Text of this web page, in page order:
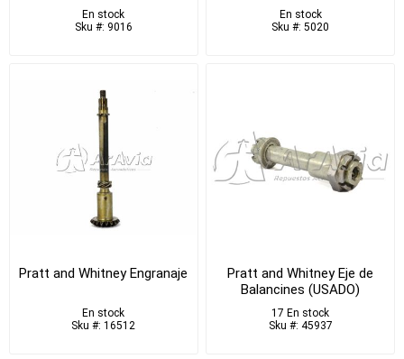
En stock
Sku #: 9016
En stock
Sku #: 5020
Pratt and Whitney Engranaje
En stock
Sku #: 16512
Pratt and Whitney Eje de
Balancines (USADO)
17 En stock
Sku #: 45937